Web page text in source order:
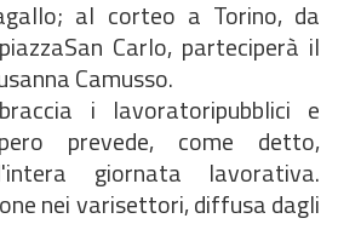
al corteo a Torino, da
Carlo, parteciperà il
Camusso.
i lavoratoripubblici e
prevede, come detto,
giornata lavorativa.
nei varisettori, diffusa dagli